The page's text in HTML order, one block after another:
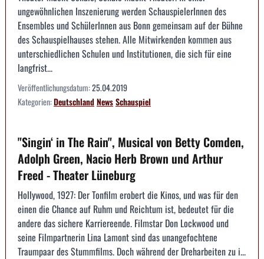
ungewöhnlichen Inszenierung werden SchauspielerInnen des
Ensembles und SchülerInnen aus Bonn gemeinsam auf der Bühne
des Schauspielhauses stehen. Alle Mitwirkenden kommen aus
unterschiedlichen Schulen und Institutionen, die sich für eine
langfrist...
Veröffentlichungsdatum:25.04.2019
Kategorien:DeutschlandNewsSchauspiel
"Singin‘ in The Rain", Musical von Betty Comden,
Adolph Green, Nacio Herb Brown und Arthur
Freed - Theater Lüneburg
Hollywood, 1927: Der Tonfilm erobert die Kinos, und was für den
einen die Chance auf Ruhm und Reichtum ist, bedeutet für die
andere das sichere Karriereende. Filmstar Don Lockwood und
seine Filmpartnerin Lina Lamont sind das unangefochtene
Traumpaar des Stummfilms. Doch während der Dreharbeiten zu i...